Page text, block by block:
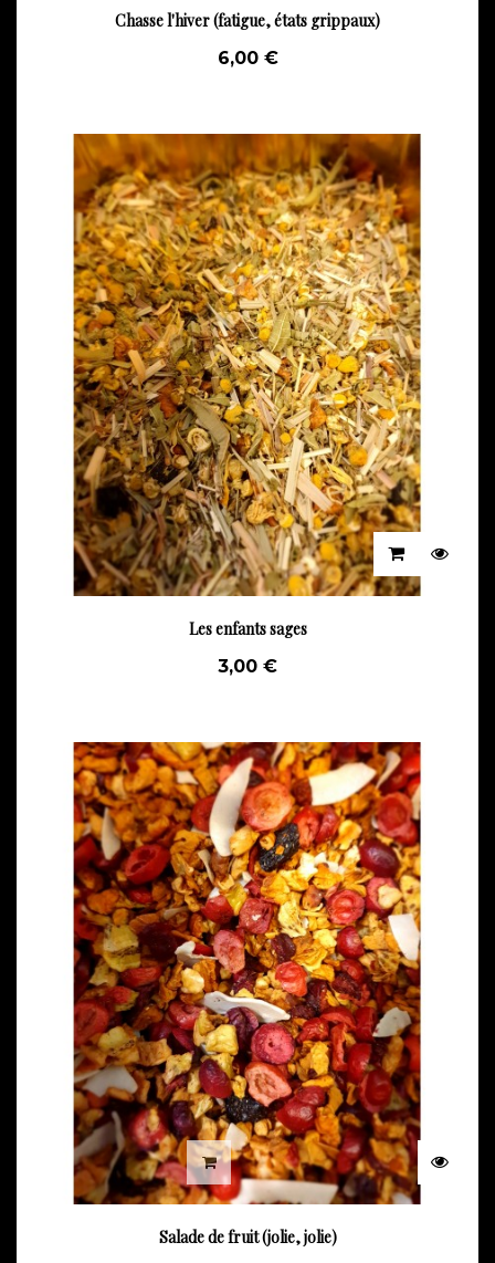
Chasse l'hiver (fatigue, états grippaux)
6,00 €
Les enfants sages
3,00 €
Salade de fruit (jolie, jolie)